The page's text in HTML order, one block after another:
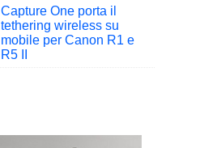
Capture One porta il
tethering wireless su
mobile per Canon R1 e
R5 II